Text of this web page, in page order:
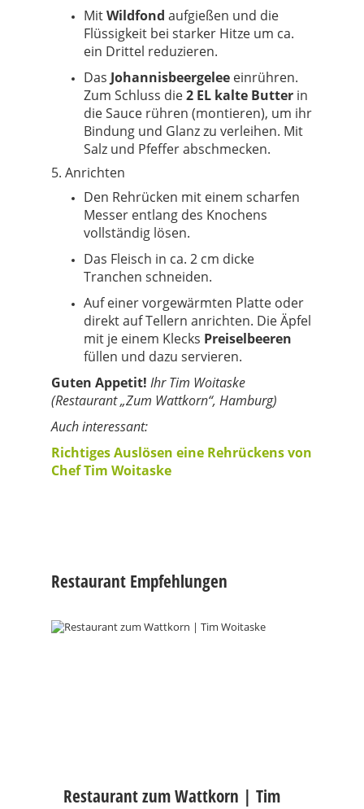
MitWildfond aufgießen und die
Flüssigkeit bei starker Hitze um ca.
ein Drittel reduzieren.
Das Johannisbeergelee einrühren.
Zum Schluss die2 EL kalte Butter in
die Sauce rühren (montieren), um ihr
Bindung und Glanz zu verleihen. Mit
Salz und Pfeffer abschmecken.
5. Anrichten
Den Rehrücken mit einem scharfen
Messer entlang des Knochens
vollständig lösen.
Das Fleisch in ca. 2 cm dicke
Tranchen schneiden.
Auf einer vorgewärmten Platte oder
direkt auf Tellern anrichten. Die Äpfel
mit je einem Klecks Preiselbeeren
füllen und dazu servieren.
Guten Appetit! Ihr Tim Woitaske
(Restaurant „Zum Wattkorn“, Hamburg)
Auch interessant:
Richtiges Auslösen eine Rehrückens von
Chef Tim Woitaske
Restaurant Empfehlungen
Restaurant zum Wattkorn | Tim